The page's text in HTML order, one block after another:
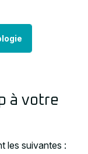
à votre
les suivantes :